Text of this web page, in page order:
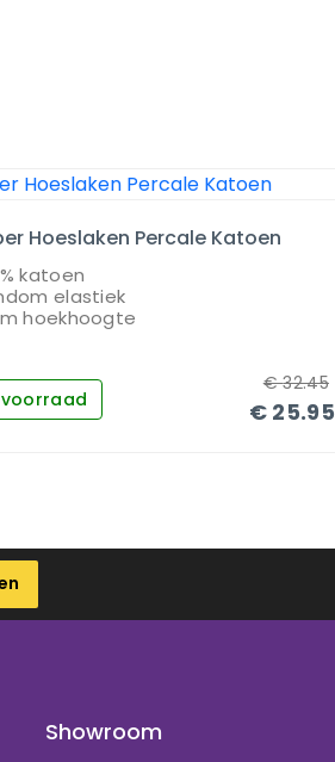
Hoeslaken Percale Katoen
katoen
elastiek
hoekhoogte
€ 25.95
€32.45
Showroom